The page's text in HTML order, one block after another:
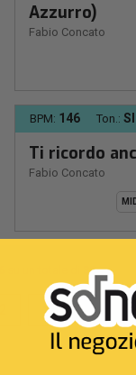
Azzurro)
Fabio Concato
BPM: 146 Ton.: SI
Ti ricordo
Fabio Concato
32